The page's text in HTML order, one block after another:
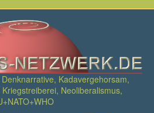
Kadavergehorsam,
Neoliberalismus,